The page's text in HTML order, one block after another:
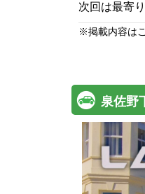
次回は最寄
※掲載内容は
泉佐野